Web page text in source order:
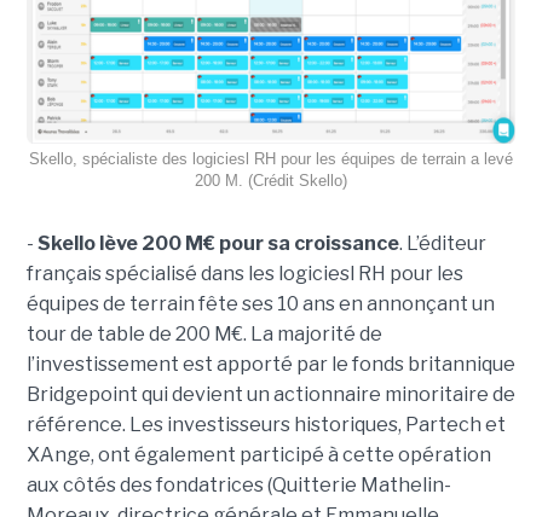
Skello, spécialiste des logiciesl RH pour les équipes de terrain a levé
200 M. (Crédit Skello)
- Skello lève 200 M€ pour sa croissance. L’éditeur
français spécialisé dans les logiciesl RH pour les
équipes de terrain fête ses 10 ans en annonçant un
tour de table de 200 M€. La majorité de
l’investissement est apporté par le fonds britannique
Bridgepoint qui devient un actionnaire minoritaire de
référence. Les investisseurs historiques, Partech et
XAnge, ont également participé à cette opération
aux côtés des fondatrices (Quitterie Mathelin-